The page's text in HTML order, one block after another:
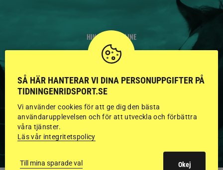
HINGSTAR ONLINE
GODKÄNDA HINGSTAR I
FLERA KATEGORIER MED
BILDER OCH FAKTA
VISA ALLA HINGSTAR
SÅ HÄR HANTERAR VI DINA PERSONUPPGIFTER PÅ
TIDNINGENRIDSPORT.SE
Vi använder cookies för att ge dig den bästa
användarupplevelsen och för att utveckla och förbättra
våra tjänster.
Läs vår integritetspolicy
Till mina sparade val Okej